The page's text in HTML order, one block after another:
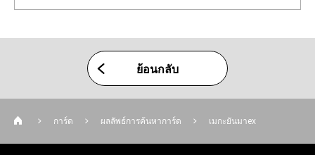
ย้อนกลับ
การ์ด ผลลัพธ์การค้นหาการ์ด เมกะยันมาex